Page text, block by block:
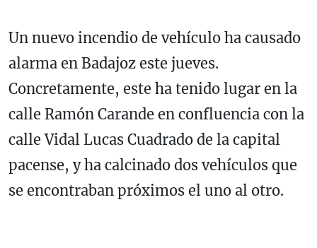
Un nuevo incendio de vehículo ha causado
alarma en Badajoz este jueves.
Concretamente, este ha tenido lugar en la
calle Ramón Carande en confluencia con la
calle Vidal Lucas Cuadrado de la capital
pacense, y ha calcinado dos vehículos que
se encontraban próximos el uno al otro.